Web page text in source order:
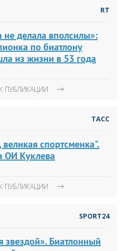
RT
не делала вполсилы»:
по биатлону
из жизни в 53 года
ПУБЛИКАЦИИ
ТАСС
спортсменка".
ОИ Куклева
ПУБЛИКАЦИИ
SPORT24
звездой». Биатлонный